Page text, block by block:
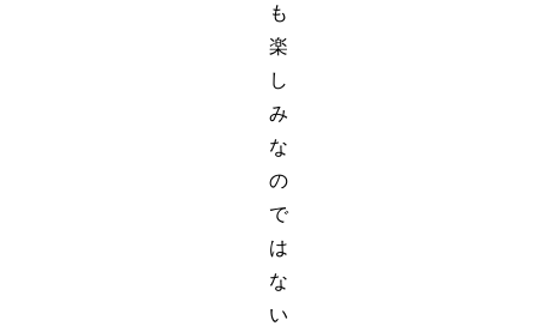
も
楽
し
み
な
の
で
は
な
い